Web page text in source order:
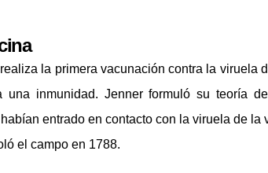
la primera vacunación contra la viruela
una inmunidad. Jenner formuló su teoría
entrado en contacto con la viruela de la
el campo en 1788.